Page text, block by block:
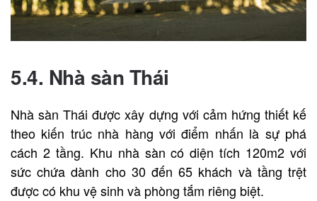
5.4. Nhà sàn Thái
Nhà sàn Thái được xây dựng với cảm hứng thiết kế
theo kiến trúc nhà hàng với điểm nhấn là sự phá
cách 2 tầng. Khu nhà sàn có diện tích 120m2 với
sức chứa dành cho 30 đến 65 khách và tầng trệt
được có khu vệ sinh và phòng tắm riêng biệt.